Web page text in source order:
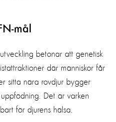
mål
betonar att genetisk
där människor får
sitta nära rovdjur bygger
Det är varken
för djurens hälsa.